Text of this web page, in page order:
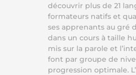
découvrir plus de 21
formateurs natifs et
ses apprenants au gré
dans un cours à taille
mis sur la parole et
font par groupe de
progression optimale.